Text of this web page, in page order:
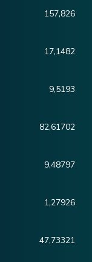
157,826
17,1482
9,5193
82,61702
9,48797
1,27926
47,73321